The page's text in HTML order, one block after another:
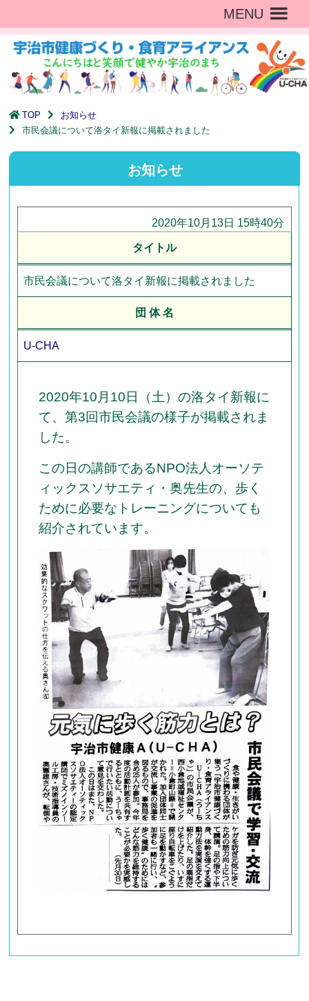
MENU
TOP
お知らせ
市民会議について洛タイ新報に掲載されました
お知らせ
2020年10月13日 15時40分
タイトル
市民会議について洛タイ新報に掲載されました
団 体 名
U-CHA
2020年10月10日（土）の洛タイ新報に
て、第3回市民会議の様子が掲載されま
した。
この日の講師であるNPO法人オーソテ
ィックスソサエティ・奥先生の、歩く
ために必要なトレーニングについても
紹介されています。